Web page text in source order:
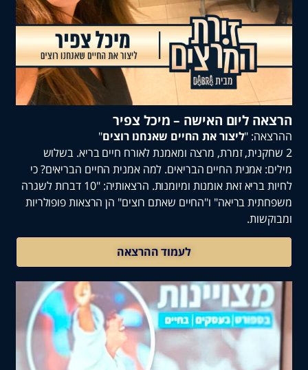
ליום האישה – מיכל צפיר
"ליצור את החיים שאנחנו רוצים"
זמרת, מרצה ומאמנת לאורח חיים בריא. בשלוש
אמנית החיים הבריאים. למה אמנית החיים הבריאים? כי
לחיות בריא זאת אומנות ומיומנות. הרצאותיה: "10 דברות לשגרה
בריאה" ו"החיים שאתם רוצים" הן הרצאות פופולריות
לעמוד ההרצאה